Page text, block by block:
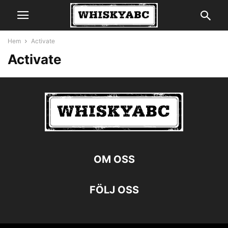
Hem Activate
Activate
OM OSS
FÖLJ OSS